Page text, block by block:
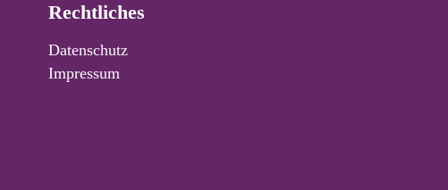
Rechtliches
Datenschutz
Impressum